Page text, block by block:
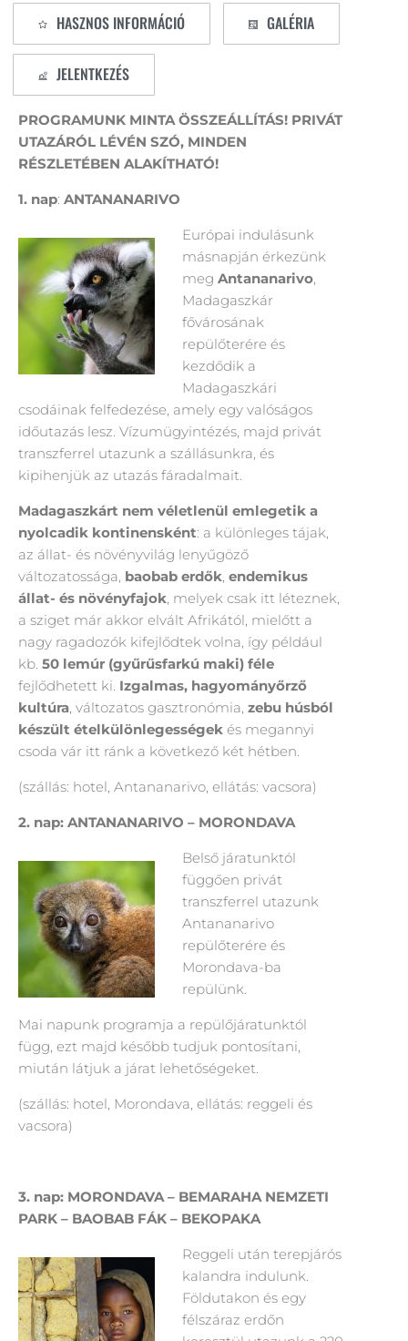
HASZNOS INFORMÁCIÓ GALÉRIA
JELENTKEZÉS
PROGRAMUNK MINTA ÖSSZEÁLLÍTÁS! PRIVÁT
UTAZÁRÓL LÉVÉN SZÓ, MINDEN
RÉSZLETÉBEN ALAKÍTHATÓ!
1. nap: ANTANANARIVO
Európai indulásunk
másnapján érkezünk
meg Antananarivo
Madagaszkár
fővárosának
repülőterére és
kezdődik a
Madagaszkári
csodáinak felfedezése, amely egy valóságos
időutazás lesz. Vízumügyintézés, majd privát
transzferrel utazunk a szállásunkra, és
kipihenjük az utazás fáradalmait.
Madagaszkárt nem véletlenül emlegetik a
nyolcadik kontinensként: a különleges tájak,
az állat- és növényvilág lenyűgöző
változatossága, baobab erdők endemikus
állat- és növényfajok , melyek csak itt léteznek,
a sziget már akkor elvált Afrikától, mielőtt a
nagy ragadozók kifejlődtek volna, így például
kb. 50 lemúr (gyűrűsfarkú maki) féle
fejlődhetett ki. Izgalmas, hagyományőrző
kultúra , változatos gasztronómia, zebu húsból
készült ételkülönlegességek és megannyi
csoda vár itt ránk a következő két hétben.
(szállás: hotel, Antananarivo, ellátás: vacsora)
2. nap: ANTANANARIVO – MORONDAVA
Belső járatunktól
függően privát
transzferrel utazunk
Antananarivo
repülőterére és
Morondava-ba
repülünk.
Mai napunk programja a repülőjáratunktól
függ, ezt majd később tudjuk pontosítani,
miután látjuk a járat lehetőségeket.
(szállás: hotel, Morondava, ellátás: reggeli és
vacsora)
3. nap: MORONDAVA – BEMARAHA NEMZETI
PARK – BAOBAB FÁK – BEKOPAKA
Reggeli után terepjárós
kalandra indulunk.
Földutakon és egy
félszáraz erdőn